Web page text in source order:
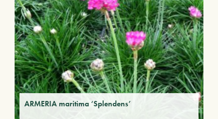
ARMERIA maritima ‘Splendens’